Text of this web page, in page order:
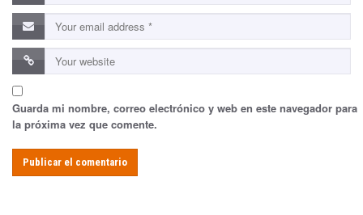
Guarda mi nombre, correo electrónico y web en este navegador para
la próxima vez que comente.